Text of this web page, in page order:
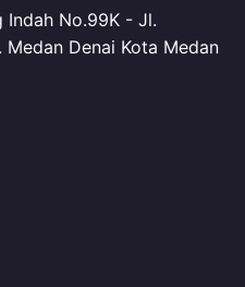
Indah No.99K - Jl.
Medan Denai Kota Medan